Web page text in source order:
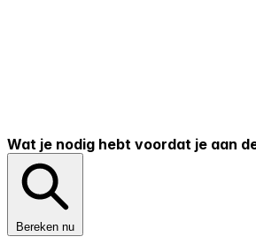
Wat je nodig hebt voordat je aan
Bereken nu